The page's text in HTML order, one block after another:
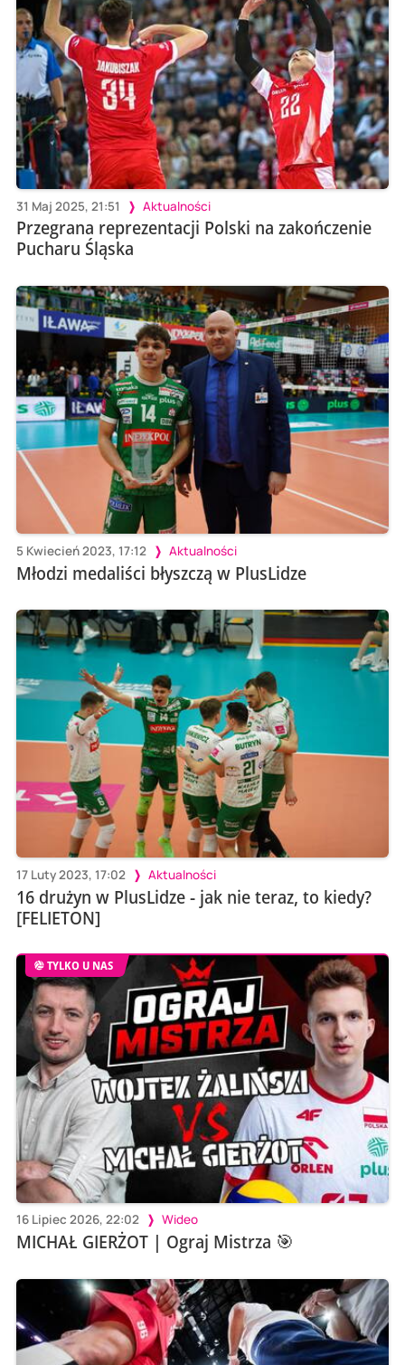
31 Maj 2025, 21:51 Aktualności
Przegrana reprezentacji Polski na zakończenie
Pucharu Śląska
5 Kwiecień 2023, 17:12 Aktualności
Młodzi medaliści błyszczą w PlusLidze
17 Luty 2023, 17:02 Aktualności
16 drużyn w PlusLidze - jak nie teraz, to kiedy?
[FELIETON]
TYLKO U NAS
16 Lipiec 2026, 22:02 Wideo
MICHAŁ GIERŻOT | Ograj Mistrza 🎯